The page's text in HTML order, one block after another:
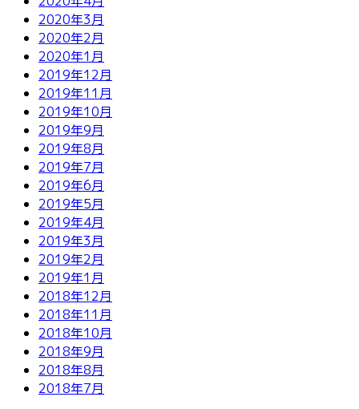
2020年3月
2020年2月
2020年1月
2019年12月
2019年11月
2019年10月
2019年9月
2019年8月
2019年7月
2019年6月
2019年5月
2019年4月
2019年3月
2019年2月
2019年1月
2018年12月
2018年11月
2018年10月
2018年9月
2018年8月
2018年7月